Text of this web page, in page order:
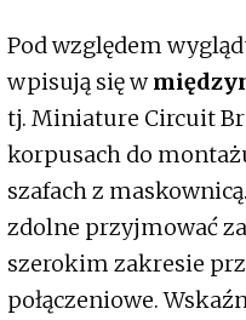
Pod względem
wpisują się w
tj. Miniature Circuit
korpusach do
szafach z
zdolne przyjmować
szerokim zakresie
połączeniowe.